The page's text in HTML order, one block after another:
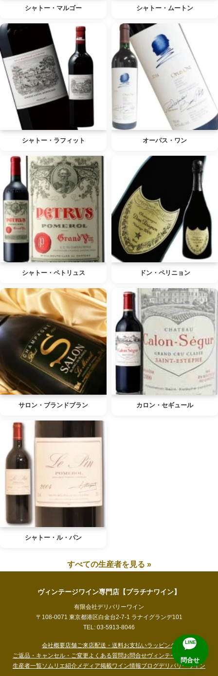
シャトー・マルゴー シャトー・ムートン
シャトー・ラフィット オーパス・ワン
シャトー・ペトリュス ドン・ペリニョン
サロン・ブランドブラン カロン・セギュール
シャトー・ル・パン
すべての生産者を見る »
ヴィンテージワイン専門店【プラチナワイン】
有限会社デリバリーワイン
〒108-0071 東京都港区白金台2-7-1 ラナイグランデ101
TEL: 03-5913-8046
会社概要店舗ご来店配送・送料お支払いラッピング
ご返品・キャンセル・ご変更よくある質問お問合せヴィンテージチャート
生産者一覧ソムリエ紹介メディア掲載ワイン情報ブログデリバリーワイン
LINE
問合せ